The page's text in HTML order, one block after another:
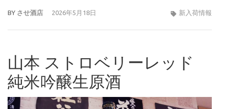
BY させ酒店 2026年5月18日 新入荷情報
山本 ストロベリーレッド
純米吟醸生原酒